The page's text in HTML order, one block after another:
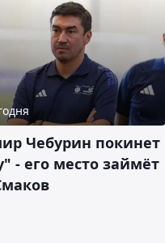
Чебурин покинет
- его место займёт